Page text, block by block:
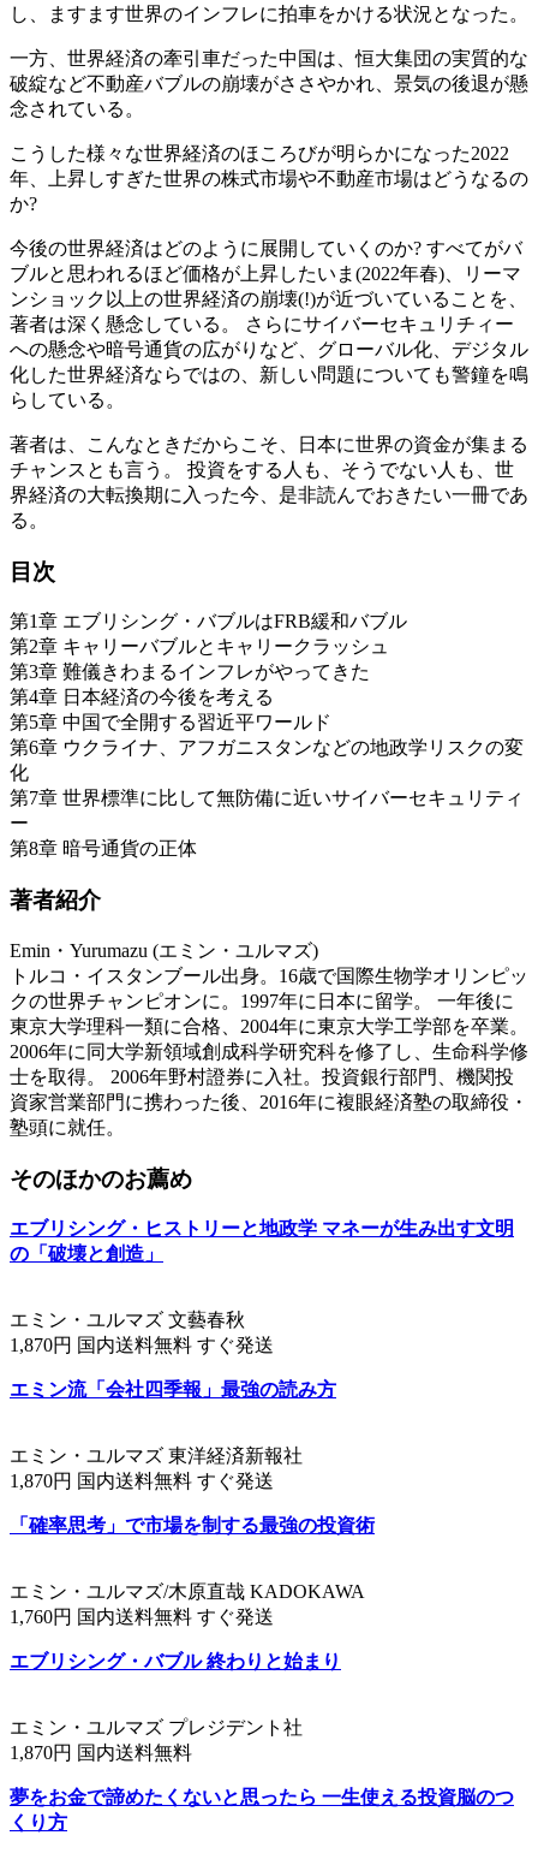
し、ますます世界のインフレに拍車をかける状況となった。
一方、世界経済の牽引車だった中国は、恒大集団の実質的な
破綻など不動産バブルの崩壊がささやかれ、景気の後退が懸
念されている。
こうした様々な世界経済のほころびが明らかになった2022
年、上昇しすぎた世界の株式市場や不動産市場はどうなるの
か?
今後の世界経済はどのように展開していくのか? すべてがバ
ブルと思われるほど価格が上昇したいま(2022年春)、リーマ
ンショック以上の世界経済の崩壊(!)が近づいていることを、
著者は深く懸念している。 さらにサイバーセキュリチィー
への懸念や暗号通貨の広がりなど、グローバル化、デジタル
化した世界経済ならではの、新しい問題についても警鐘を鳴
らしている。
著者は、こんなときだからこそ、日本に世界の資金が集まる
チャンスとも言う。 投資をする人も、そうでない人も、世
界経済の大転換期に入った今、是非読んでおきたい一冊であ
る。
目次
第1章 エブリシング・バブルはFRB緩和バブル
第2章 キャリーバブルとキャリークラッシュ
第3章 難儀きわまるインフレがやってきた
第4章 日本経済の今後を考える
第5章 中国で全開する習近平ワールド
第6章 ウクライナ、アフガニスタンなどの地政学リスクの変
化
第7章 世界標準に比して無防備に近いサイバーセキュリティ
ー
第8章 暗号通貨の正体
著者紹介
Emin・Yurumazu (エミン・ユルマズ)
トルコ・イスタンブール出身。16歳で国際生物学オリンピッ
クの世界チャンピオンに。1997年に日本に留学。 一年後に
東京大学理科一類に合格、2004年に東京大学工学部を卒業。
2006年に同大学新領域創成科学研究科を修了し、生命科学修
士を取得。 2006年野村證券に入社。投資銀行部門、機関投
資家営業部門に携わった後、2016年に複眼経済塾の取締役・
塾頭に就任。
そのほかのお薦め
エブリシング・ヒストリーと地政学 マネーが生み出す文明
の「破壊と創造」
エミン・ユルマズ 文藝春秋
1,870円 国内送料無料 すぐ発送
エミン流「会社四季報」最強の読み方
エミン・ユルマズ 東洋経済新報社
1,870円 国内送料無料 すぐ発送
「確率思考」で市場を制する最強の投資術
エミン・ユルマズ/木原直哉 KADOKAWA
1,760円 国内送料無料 すぐ発送
エブリシング・バブル 終わりと始まり
エミン・ユルマズ プレジデント社
1,870円 国内送料無料
夢をお金で諦めたくないと思ったら 一生使える投資脳のつ
くり方